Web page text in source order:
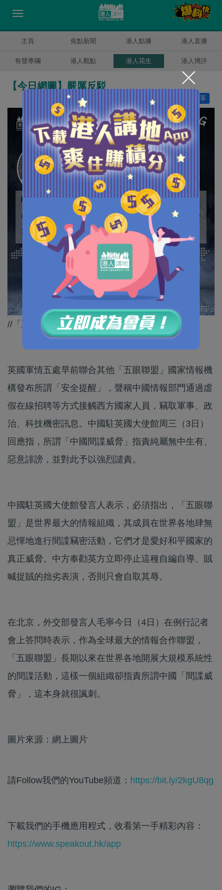
主頁 焦點新聞 港人點播 港人直播
有聲專欄 港人觀點 港人花生 港人博評
【今日網圖】嚴厲反駁
分享
//「五眼聯盟」根本就係賊喊捉賊！//
英國軍情五處早前聯合其他「五眼聯盟」國家情報機
構發布所謂「安全提醒」，聲稱中國情報部門通過虛
假在線招聘等方式接觸西方國家人員，竊取軍事、政
治、科技機密訊息。中國駐英國大使館周三（3日）
回應指，所謂「中國間諜威脅」指責純屬無中生有、
惡意誹謗，並對此予以強烈譴責。
中國駐英國大使館發言人表示，必須指出，「五眼聯
盟」是世界最大的情報組織，其成員在世界各地肆無
忌憚地進行間諜竊密活動，它們才是愛好和平國家的
真正威脅。中方奉勸英方立即停止這種自編自導、賊
喊捉賊的拙劣表演，否則只會自取其辱。
在北京，外交部發言人毛寧今日（4日）在例行記者
會上答問時表示，作為全球最大的情報合作聯盟，
「五眼聯盟」長期以來在世界各地開展大規模系統性
的間諜活動，這樣一個組織卻指責所謂中國「間諜威
脅」，這本身就很諷刺。
圖片來源：網上圖片
請Follow我們的YouTube頻道： https://bit.ly/2kgU8qg
下載我們的手機應用程式，收看第一手精彩內容：
https://www.speakout.hk/app